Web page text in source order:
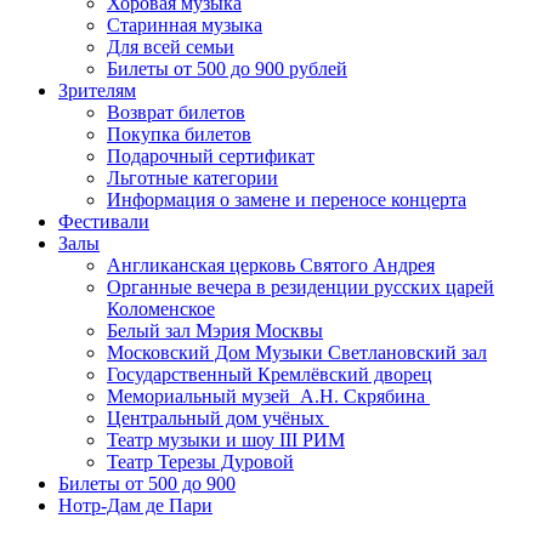
Старинная музыка
Для всей семьи
Билеты от 500 до 900 рублей
Зрителям
Возврат билетов
Покупка билетов
Подарочный сертификат
Льготные категории
Информация о замене и переносе концерта
Фестивали
Залы
Англиканская церковь Святого Андрея
Органные вечера в резиденции русских царей
Коломенское
Белый зал Мэрия Москвы
Московский Дом Музыки Светлановский зал
Государственный Кремлёвский дворец
Мемориальный музей А.Н. Скрябина
Центральный дом учёных
Театр музыки и шоу III РИМ
Театр Терезы Дуровой
Билеты от 500 до 900
Нотр-Дам де Пари